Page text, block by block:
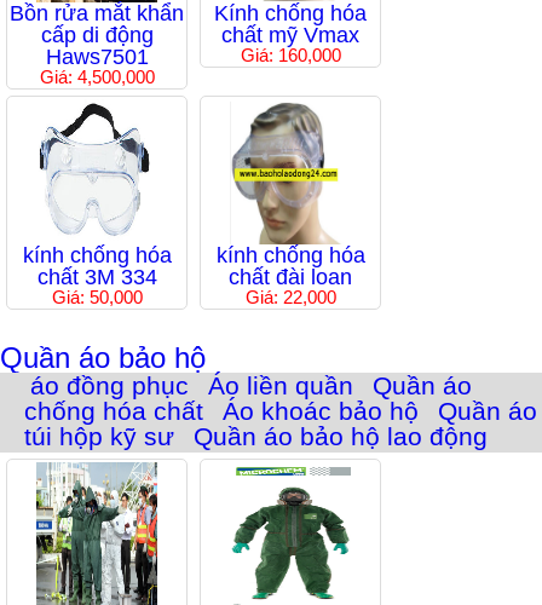
Bồn rửa mắt khẩn
cấp di động
Haws7501
Giá: 4,500,000
Kính chống hóa
chất mỹ Vmax
Giá: 160,000
kính chống hóa
chất 3M 334
Giá: 50,000
kính chống hóa
chất đài loan
Giá: 22,000
Quần áo bảo hộ
áo đồng phục Áo liền quần
Quần áo
chống hóa chất
Áo khoác bảo hộ
Quần áo
túi hộp kỹ sư
Quần áo bảo hộ lao động